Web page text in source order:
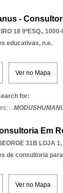
-
18 9ºESQ.,
educativas, n.e.
Ver no Mapa
for:
...
Em
31B LOJA
de consultoria
Ver no Mapa